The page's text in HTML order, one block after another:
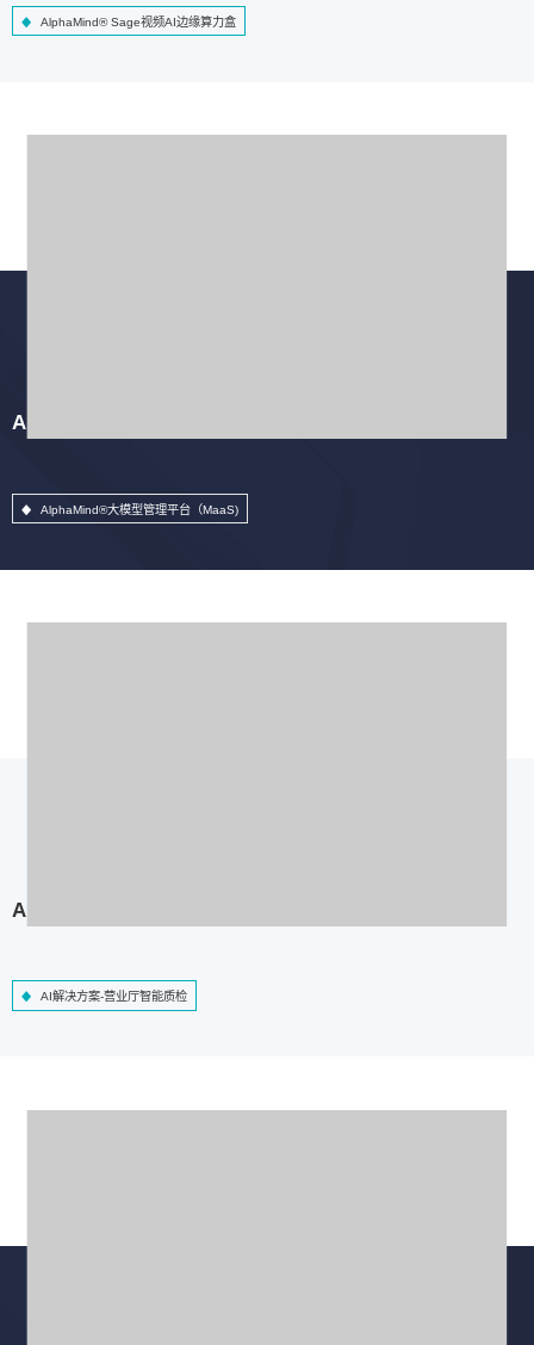
AlphaMind® Sage视频AI边缘算力盒
AlphaMind®大模型管理平台（MaaS)
AlphaMind®大模型管理平台（MaaS)
AI解决方案-营业厅智能质检
AI解决方案-营业厅智能质检